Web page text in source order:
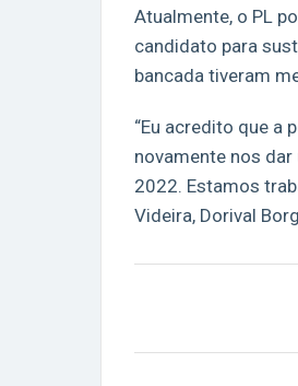
Atualmente, o PL
candidato para
bancada tiveram
“Eu acredito que a
novamente nos
2022. Estamos
Videira, Dorival